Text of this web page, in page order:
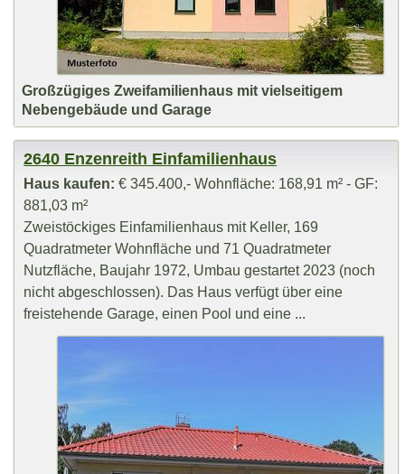
Großzügiges Zweifamilienhaus mit vielseitigem
Nebengebäude und Garage
2640 Enzenreith Einfamilienhaus
Haus kaufen: € 345.400,- Wohnfläche: 168,91 m² - GF:
881,03 m²
Zweistöckiges Einfamilienhaus mit Keller, 169
Quadratmeter Wohnfläche und 71 Quadratmeter
Nutzfläche, Baujahr 1972, Umbau gestartet 2023 (noch
nicht abgeschlossen). Das Haus verfügt über eine
freistehende Garage, einen Pool und eine ...